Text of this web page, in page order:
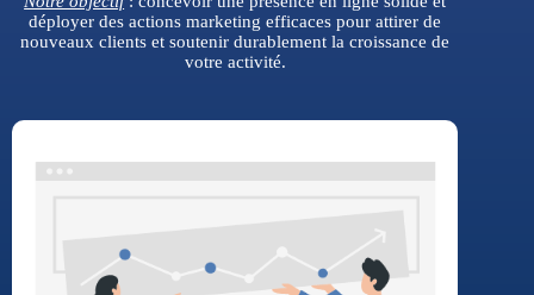
déployer des actions marketing efficaces pour attirer de
nouveaux clients et soutenir durablement la croissance de
votre activité.